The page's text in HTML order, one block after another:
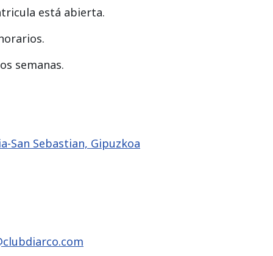
está abierta.
semanas.
San Sebastian, Gipuzkoa